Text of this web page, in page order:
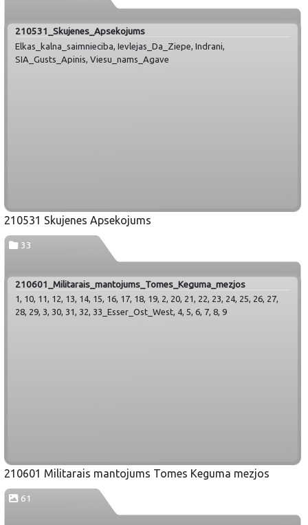
210531_Skujenes_Apsekojums
Elkas_kalna_saimnieciba, Ievlejas_Da_Ziepe, Indrani,
SIA_Gusts_Apinis, Viesu_nams_Agave
210531 Skujenes Apsekojums
33
210601_Militarais_mantojums_Tomes_Keguma_mezjos
1, 10, 11, 12, 13, 14, 15, 16, 17, 18, 19, 2, 20, 21, 22, 23, 24, 25, 26, 27,
28, 29, 3, 30, 31, 32, 33_Esser_Ost_West, 4, 5, 6, 7, 8, 9
210601 Militarais mantojums Tomes Keguma mezjos
61